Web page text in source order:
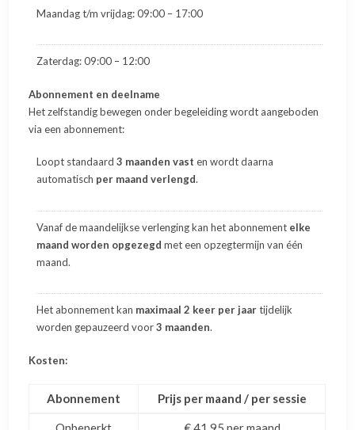
Maandag t/m vrijdag: 09:00 – 17:00
Zaterdag: 09:00 – 12:00
Abonnement en deelname
Het zelfstandig bewegen onder begeleiding wordt aangeboden
via een abonnement:
Loopt standaard3 maanden vast en wordt daarna
automatisch per maand verlengd.
Vanaf de maandelijkse verlenging kan het abonnement elke
maand worden opgezegd met een opzegtermijn van één
maand.
Het abonnement kan maximaal 2 keer per jaartijdelijk
worden gepauzeerd voor3 maanden.
Kosten:
Abonnement Prijs per maand / per sessie